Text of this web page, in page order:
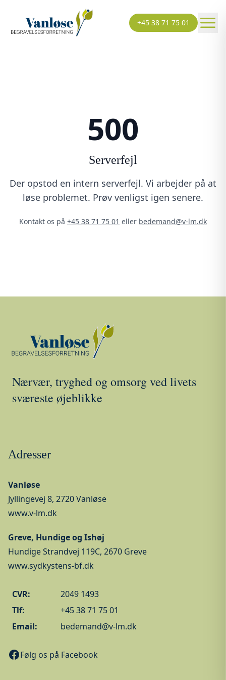
+45 38 71 75 01
500
Serverfejl
Der opstod en intern serverfejl. Vi arbejder på at
løse problemet. Prøv venligst igen senere.
Kontakt os på +45 38 71 75 01 eller bedemand@v-lm.dk
Nærvær, tryghed og omsorg ved livets
sværeste øjeblikke
Adresser
Vanløse
Jyllingevej 8, 2720 Vanløse
www.v-lm.dk
Greve, Hundige og Ishøj
Hundige Strandvej 119C, 2670 Greve
www.sydkystens-bf.dk
CVR:
2049 1493
Tlf:
+45 38 71 75 01
Email:
bedemand@v-lm.dk
Følg os på Facebook